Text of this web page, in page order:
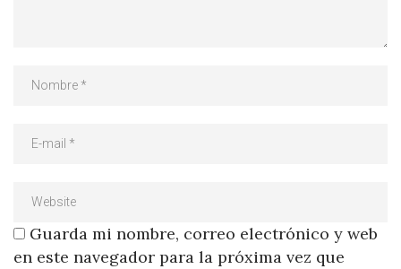
Guarda mi nombre, correo electrónico y web
en este navegador para la próxima vez que